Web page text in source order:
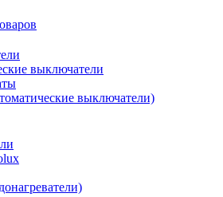
выключатели
выключатели)